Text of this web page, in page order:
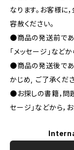
なります。お客様に
容赦ください。
●商品の発送前であ
「メッセージ」など
●商品の発送後で
かじめ, ご了承くだ
●お探しの書籍，問
セージ」などから，